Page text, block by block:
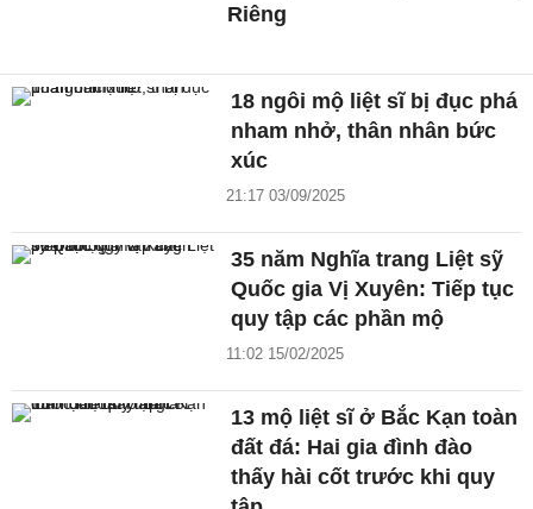
Riêng
18 ngôi mộ liệt sĩ bị đục phá
nham nhở, thân nhân bức
xúc
21:17 03/09/2025
35 năm Nghĩa trang Liệt sỹ
Quốc gia Vị Xuyên: Tiếp tục
quy tập các phần mộ
11:02 15/02/2025
13 mộ liệt sĩ ở Bắc Kạn toàn
đất đá: Hai gia đình đào
thấy hài cốt trước khi quy